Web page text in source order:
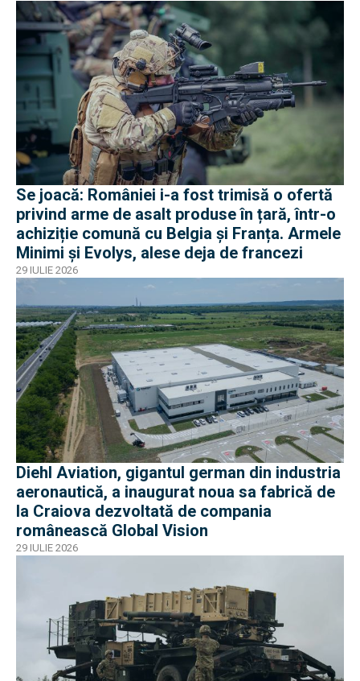
Se joacă: României i-a fost trimisă o ofertă
privind arme de asalt produse în țară, într-o
achiziție comună cu Belgia și Franța. Armele
Minimi și Evolys, alese deja de francezi
29 IULIE 2026
Diehl Aviation, gigantul german din industria
aeronautică, a inaugurat noua sa fabrică de
la Craiova dezvoltată de compania
românească Global Vision
29 IULIE 2026